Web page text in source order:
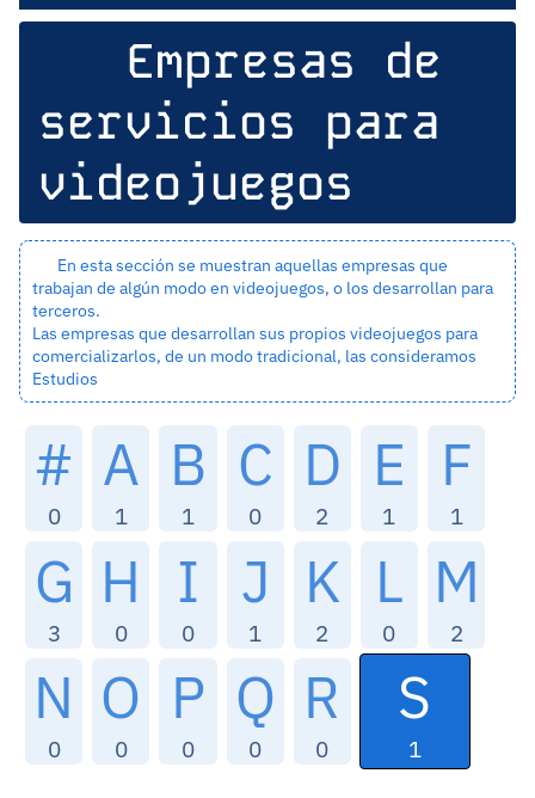
Empresas de
servicios para
videojuegos
En esta sección se muestran aquellas empresas que
trabajan de algún modo en videojuegos, o los desarrollan para
terceros.
Las empresas que desarrollan sus propios videojuegos para
comercializarlos, de un modo tradicional, las consideramos
Estudios
#
0
A
1
B
1
C
0
D
2
E
1
F
1
G
3
H
0
I
0
J
1
K
2
L
0
M
2
N
0
O
0
P
0
Q
0
R
0
S
1